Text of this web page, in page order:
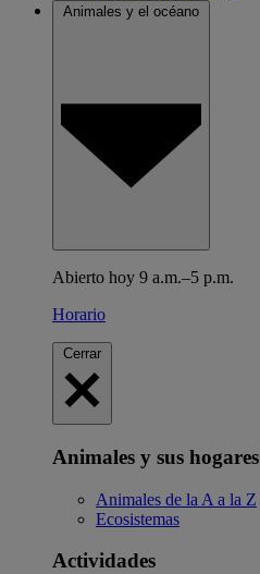
Animales y el océano
Abierto hoy 9 a.m.–5 p.m.
Horario
Cerrar
Animales y sus hogares
Animales de la A a la Z
Ecosistemas
Actividades